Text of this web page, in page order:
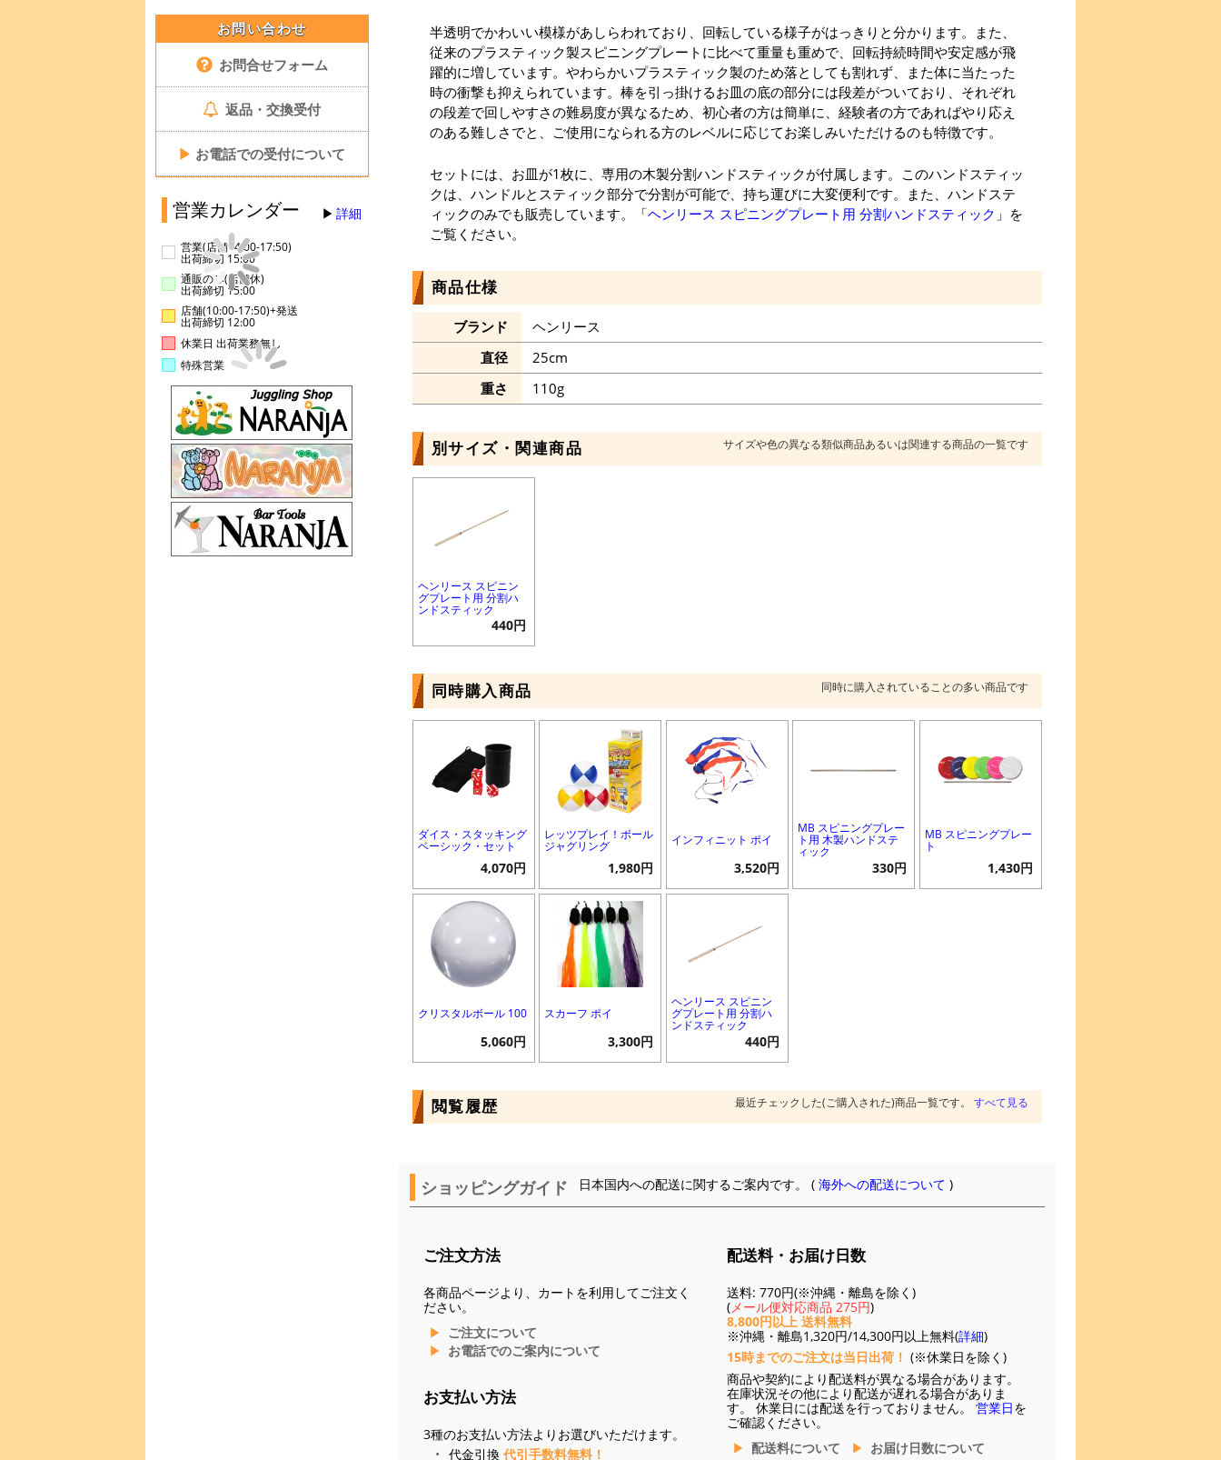
お問い合わせ
お問合せフォーム
返品・交換受付
▶ お電話での受付について
営業カレンダー 詳細
営業(店舗14:00-17:50)
出荷締切 15:00
通販のみ(店舗休)
出荷締切 15:00
店舗(10:00-17:50)+発送
出荷締切 12:00
休業日 出荷業務無し
特殊営業
半透明でかわいい模様があしらわれており、回転している様子がはっきりと分かります。また、
従来のプラスティック製スピニングプレートに比べて重量も重めで、回転持続時間や安定感が飛
躍的に増しています。やわらかいプラスティック製のため落としても割れず、また体に当たった
時の衝撃も抑えられています。棒を引っ掛けるお皿の底の部分には段差がついており、それぞれ
の段差で回しやすさの難易度が異なるため、初心者の方は簡単に、経験者の方であればやり応え
のある難しさでと、ご使用になられる方のレベルに応じてお楽しみいただけるのも特徴です。
セットには、お皿が1枚に、専用の木製分割ハンドスティックが付属します。このハンドスティッ
クは、ハンドルとスティック部分で分割が可能で、持ち運びに大変便利です。また、ハンドステ
ィックのみでも販売しています。「ヘンリース スピニングプレート用 分割ハンドスティック 」を
ご覧ください。
商品仕様
ブランド
ヘンリース
直径
25cm
重さ
110g
別サイズ・関連商品 サイズや色の異なる類似商品あるいは関連する商品の一覧です
ヘンリース スピニン
グプレート用 分割ハ
ンドスティック
440円
同時購入商品 同時に購入されていることの多い商品です
ダイス・スタッキング
ベーシック・セット
4,070円
レッツプレイ！ボール
ジャグリング
1,980円
インフィニット ポイ
3,520円
MB スピニングプレー
ト用 木製ハンドステ
ィック
330円
MB スピニングプレー
ト
1,430円
クリスタルボール 100
5,060円
スカーフ ポイ
3,300円
ヘンリース スピニン
グプレート用 分割ハ
ンドスティック
440円
閲覧履歴 最近チェックした(ご購入された)商品一覧です。 すべて見る
ショッピングガイド 日本国内への配送に関するご案内です。 (海外への配送について )
ご注文方法
各商品ページより、カートを利用してご注文く
ださい。
ご注文について
お電話でのご案内について
お支払い方法
3種のお支払い方法よりお選びいただけます。
代金引換 代引手数料無料！
配送料・お届け日数
送料: 770円(※沖縄・離島を除く)
(メール便対応商品 275円)
8,800円以上 送料無料
※沖縄・離島1,320円/14,300円以上無料(詳細)
15時までのご注文は当日出荷！ (※休業日を除く)
商品や契約により配送料が異なる場合があります。
在庫状況その他により配送が遅れる場合がありま
す。 休業日には配送を行っておりません。 営業日を
ご確認ください。
配送料について
お届け日数について